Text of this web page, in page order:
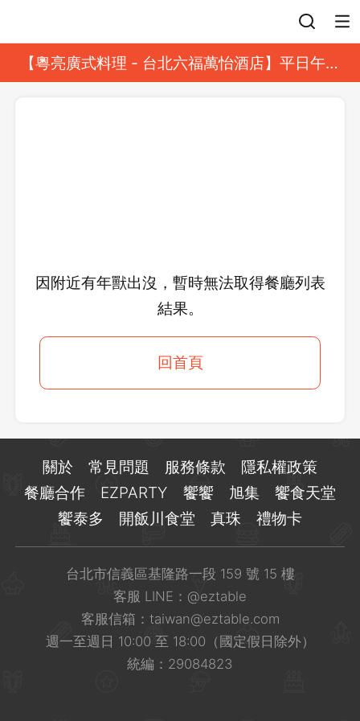
【粵亮廣式料理 - 台北六福萬怡酒店】平日午餐
8 折起｜靓港點套餐
因附近有年獸出沒，暫時無法取得餐廳列表
結果。
回首頁
登出
關於 常見問題 服務條款
隱私權政策
餐廳合作
EZPARTY 饗饗 旭集
饗食天堂
饗泰多
開飯川食堂 真珠 禮物卡
台北市信義區基隆路一段 159 號 15 樓
客服 LINE： @eztable
客服信箱： taiwan@eztable.com
週一至週日 10:00 至 18:00（國定假日除外）
統編：29084823